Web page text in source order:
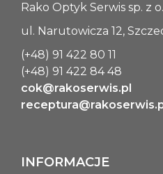
Rako Optyk Serwis sp. z
ul. Narutowicza 12,
(+48) 91 422 80 11
(+48) 91 422 84 48
cok@rakoserwis.pl
INFORMACJE